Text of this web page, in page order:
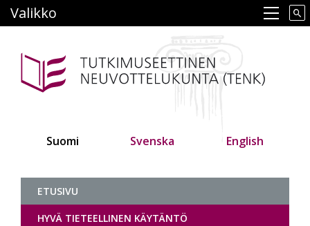
pääsisältöön
Main navigation
Valikko
Suomi Svenska English
Tutkimuseettinen
ETUSIVU
HYVÄ TIETEELLINEN KÄYTÄNTÖ